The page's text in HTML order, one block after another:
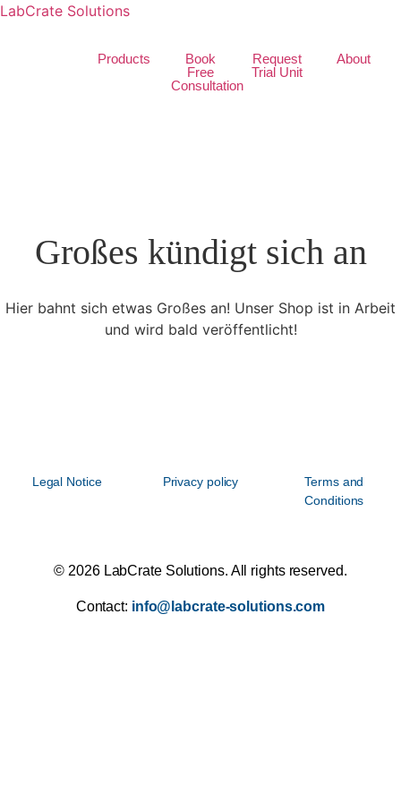
LabCrate Solutions
Products
Book
Free
Consultation
Request
Trial Unit
About
Großes kündigt sich an
Hier bahnt sich etwas Großes an! Unser Shop ist in Arbeit
und wird bald veröffentlicht!
Legal Notice Privacy policy
Terms and
Conditions
© 2026 LabCrate Solutions. All rights reserved.
Contact: info@labcrate-solutions.com